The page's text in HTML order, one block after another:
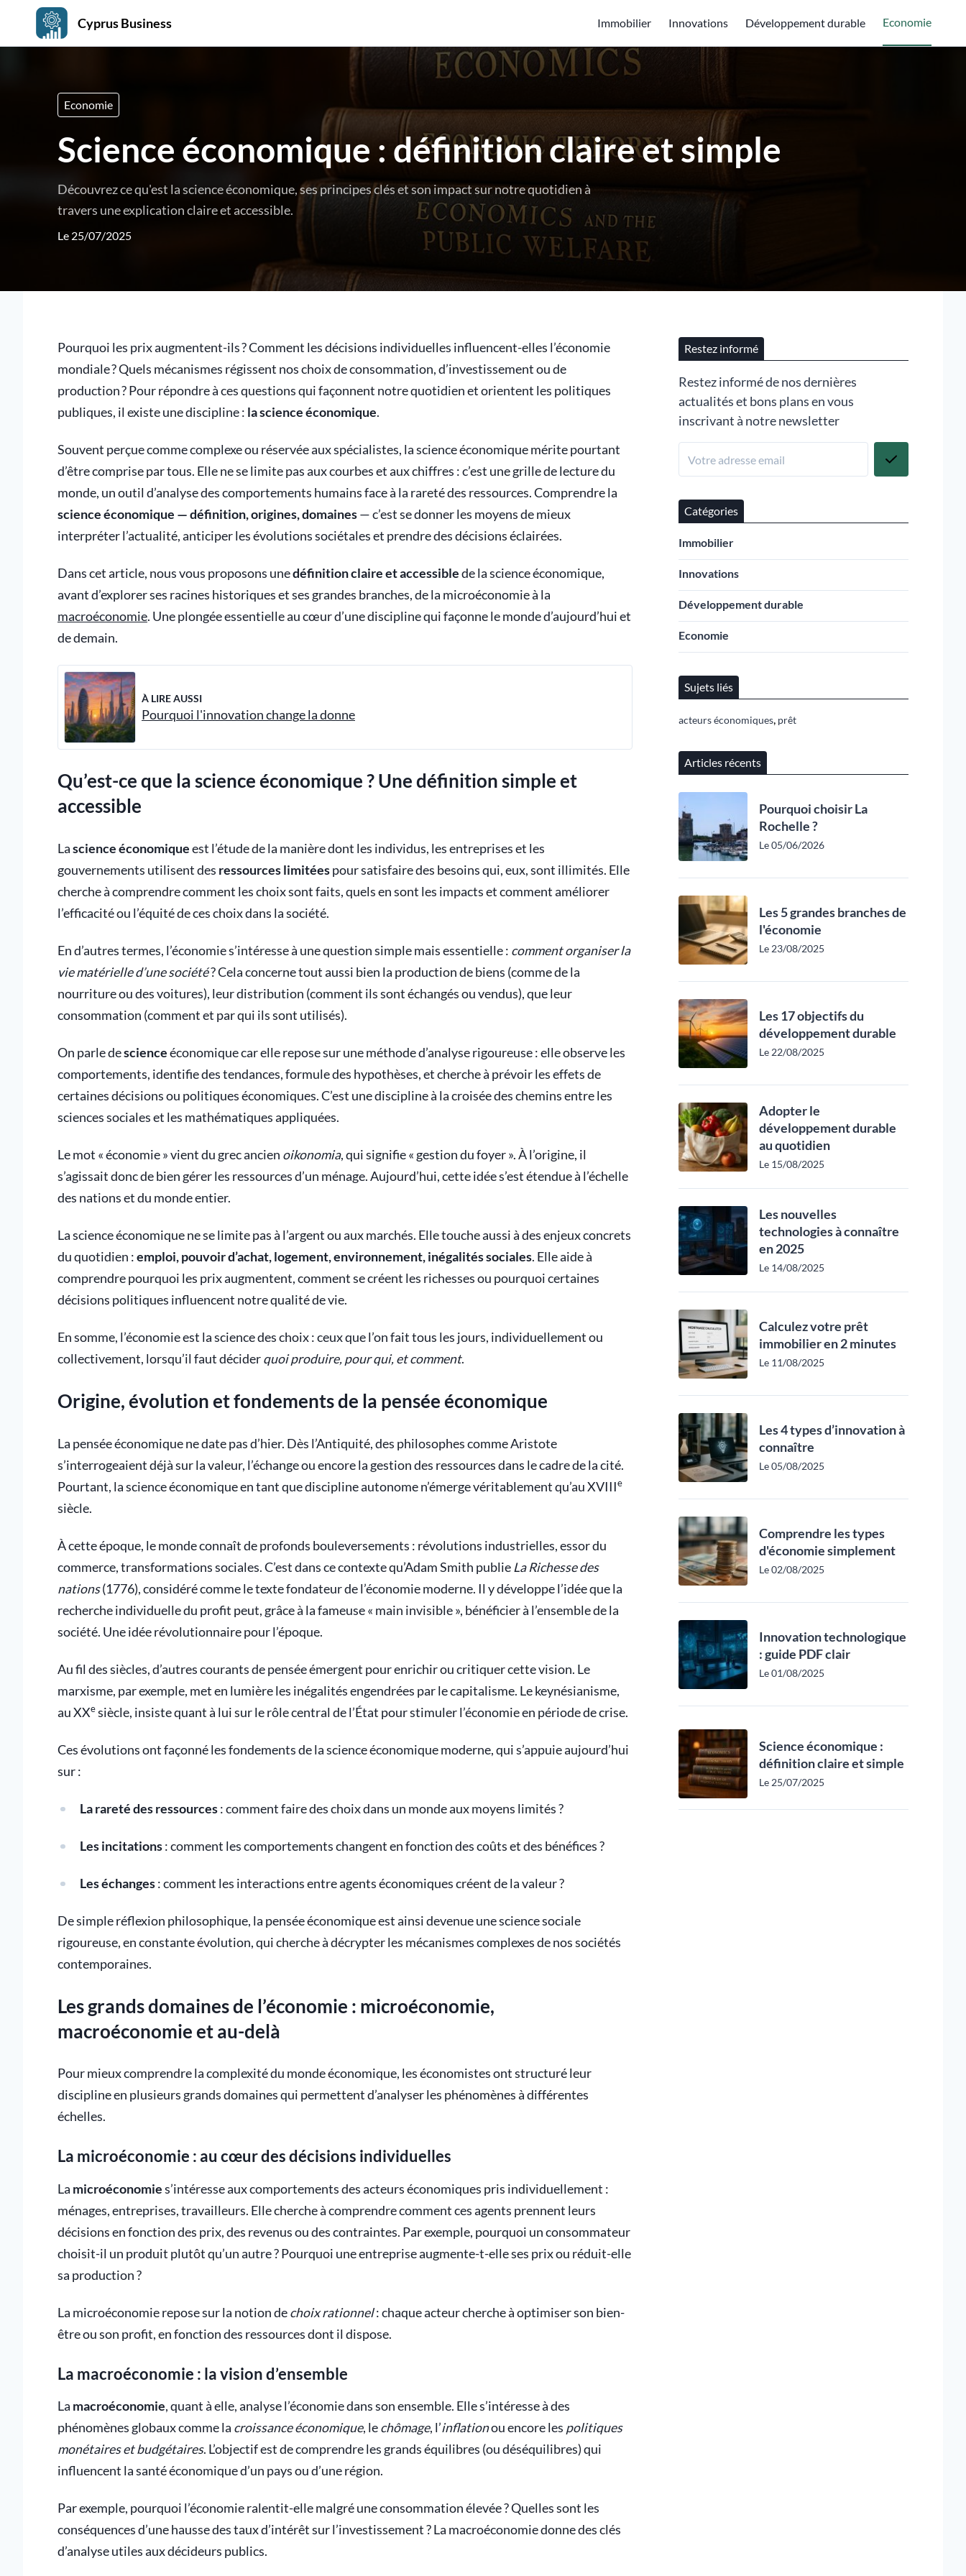
Cyprus Business Immobilier Innovations Développement durable Economie
Economie
Science économique : définition claire et simple
Découvrez ce qu'est la science économique, ses principes clés et son impact sur notre quotidien à
travers une explication claire et accessible.
Le 25/07/2025
Pourquoi les prix augmentent-ils ? Comment les décisions individuelles influencent-elles l’économie
mondiale ? Quels mécanismes régissent nos choix de consommation, d’investissement ou de
production ? Pour répondre à ces questions qui façonnent notre quotidien et orientent les politiques
publiques, il existe une discipline : la science économique.
Souvent perçue comme complexe ou réservée aux spécialistes, la science économique mérite pourtant
d’être comprise par tous. Elle ne se limite pas aux courbes et aux chiffres : c’est une grille de lecture du
monde, un outil d’analyse des comportements humains face à la rareté des ressources. Comprendre la
science économique — définition, origines, domaines— c’est se donner les moyens de mieux
interpréter l’actualité, anticiper les évolutions sociétales et prendre des décisions éclairées.
Dans cet article, nous vous proposons unedéfinition claire et accessiblede la science économique,
avant d’explorer ses racines historiques et ses grandes branches, de la microéconomie à la
macroéconomie. Une plongée essentielle au cœur d’une discipline qui façonne le monde d’aujourd’hui et
de demain.
À LIRE AUSSI
Pourquoi l'innovation change la donne
Qu’est-ce que la science économique ? Une définition simple et
accessible
Lascience économiqueest l’étude de la manière dont les individus, les entreprises et les
gouvernements utilisent des ressources limitéespour satisfaire des besoins qui, eux, sont illimités. Elle
cherche à comprendre comment les choix sont faits, quels en sont les impacts et comment améliorer
l’efficacité ou l’équité de ces choix dans la société.
En d’autres termes, l’économie s’intéresse à une question simple mais essentielle : comment organiser la
vie matérielle d’une société? Cela concerne tout aussi bien la production de biens (comme de la
nourriture ou des voitures), leur distribution (comment ils sont échangés ou vendus), que leur
consommation (comment et par qui ils sont utilisés).
On parle descienceéconomique car elle repose sur une méthode d’analyse rigoureuse : elle observe les
comportements, identifie des tendances, formule des hypothèses, et cherche à prévoir les effets de
certaines décisions ou politiques économiques. C’est une discipline à la croisée des chemins entre les
sciences sociales et les mathématiques appliquées.
Le mot « économie » vient du grec ancien oikonomia, qui signifie « gestion du foyer ». À l’origine, il
s’agissait donc de bien gérer les ressources d’un ménage. Aujourd’hui, cette idée s’est étendue à l’échelle
des nations et du monde entier.
La science économique ne se limite pas à l’argent ou aux marchés. Elle touche aussi à des enjeux concrets
du quotidien :emploi, pouvoir d’achat, logement, environnement, inégalités sociales. Elle aide à
comprendre pourquoi les prix augmentent, comment se créent les richesses ou pourquoi certaines
décisions politiques influencent notre qualité de vie.
En somme, l’économie est la science des choix : ceux que l’on fait tous les jours, individuellement ou
collectivement, lorsqu’il faut déciderquoi produire, pour qui, et comment.
Origine, évolution et fondements de la pensée économique
La pensée économique ne date pas d’hier. Dès l’Antiquité, des philosophes comme Aristote
s’interrogeaient déjà sur la valeur, l’échange ou encore la gestion des ressources dans le cadre de la cité.
Pourtant, la science économique en tant que discipline autonome n’émerge véritablement qu’au XVIIIe
siècle.
À cette époque, le monde connaît de profonds bouleversements : révolutions industrielles, essor du
commerce, transformations sociales. C’est dans ce contexte qu’Adam Smith publie La Richesse des
nations(1776), considéré comme le texte fondateur de l’économie moderne. Il y développe l’idée que la
recherche individuelle du profit peut, grâce à la fameuse « main invisible », bénéficier à l’ensemble de la
société. Une idée révolutionnaire pour l’époque.
Au fil des siècles, d’autres courants de pensée émergent pour enrichir ou critiquer cette vision. Le
marxisme, par exemple, met en lumière les inégalités engendrées par le capitalisme. Le keynésianisme,
au XXesiècle, insiste quant à lui sur le rôle central de l’État pour stimuler l’économie en période de crise.
Ces évolutions ont façonné les fondements de la science économique moderne, qui s’appuie aujourd’hui
sur :
La rareté des ressources: comment faire des choix dans un monde aux moyens limités ?
Les incitations: comment les comportements changent en fonction des coûts et des bénéfices ?
Les échanges: comment les interactions entre agents économiques créent de la valeur ?
De simple réflexion philosophique, la pensée économique est ainsi devenue une science sociale
rigoureuse, en constante évolution, qui cherche à décrypter les mécanismes complexes de nos sociétés
contemporaines.
Les grands domaines de l’économie : microéconomie,
macroéconomie et au-delà
Pour mieux comprendre la complexité du monde économique, les économistes ont structuré leur
discipline en plusieurs grands domaines qui permettent d’analyser les phénomènes à différentes
échelles.
La microéconomie : au cœur des décisions individuelles
La microéconomies’intéresse aux comportements des acteurs économiques pris individuellement :
ménages, entreprises, travailleurs. Elle cherche à comprendre comment ces agents prennent leurs
décisions en fonction des prix, des revenus ou des contraintes. Par exemple, pourquoi un consommateur
choisit-il un produit plutôt qu’un autre ? Pourquoi une entreprise augmente-t-elle ses prix ou réduit-elle
sa production ?
La microéconomie repose sur la notion dechoix rationnel: chaque acteur cherche à optimiser son bien-
être ou son profit, en fonction des ressources dont il dispose.
La macroéconomie : la vision d’ensemble
La macroéconomie, quant à elle, analyse l’économie dans son ensemble. Elle s’intéresse à des
phénomènes globaux comme la croissance économique, lechômage, l’inflationou encore les politiques
monétaires et budgétaires. L’objectif est de comprendre les grands équilibres (ou déséquilibres) qui
influencent la santé économique d’un pays ou d’une région.
Par exemple, pourquoi l’économie ralentit-elle malgré une consommation élevée ? Quelles sont les
conséquences d’une hausse des taux d’intérêt sur l’investissement ? La macroéconomie donne des clés
d’analyse utiles aux décideurs publics.
Restez informé
Restez informé de nos dernières
actualités et bons plans en vous
inscrivant à notre newsletter
Catégories
Immobilier
Innovations
Développement durable
Economie
Sujets liés
acteurs économiques, prêt
Articles récents
Pourquoi choisir La
Rochelle ?
Le 05/06/2026
Les 5 grandes branches de
l'économie
Le 23/08/2025
Les 17 objectifs du
développement durable
Le 22/08/2025
Adopter le
développement durable
au quotidien
Le 15/08/2025
Les nouvelles
technologies à connaître
en 2025
Le 14/08/2025
Calculez votre prêt
immobilier en 2 minutes
Le 11/08/2025
Les 4 types d’innovation à
connaître
Le 05/08/2025
Comprendre les types
d'économie simplement
Le 02/08/2025
Innovation technologique
: guide PDF clair
Le 01/08/2025
Science économique :
définition claire et simple
Le 25/07/2025